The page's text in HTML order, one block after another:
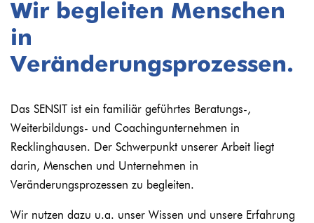
Wir begleiten Menschen
in
Veränderungsprozessen.
Das SENSIT ist ein familiär geführtes Beratungs-,
Weiterbildungs- und Coachingunternehmen in
Recklinghausen. Der Schwerpunkt unserer Arbeit liegt
darin, Menschen und Unternehmen in
Veränderungsprozessen zu begleiten.
Wir nutzen dazu u.a. unser Wissen und unsere Erfahrung